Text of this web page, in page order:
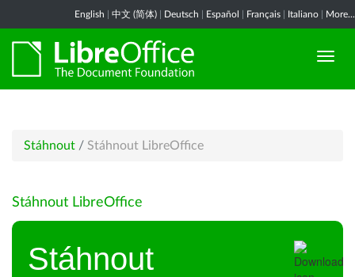
English 中文 (简体) Deutsch Español Français Italiano More...
Stáhnout / Stáhnout LibreOffice
Stáhnout LibreOffice
Stáhnout